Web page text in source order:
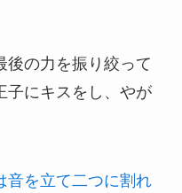
後の力を振り絞って
子にキスをし、やが
音を立て二つに割れ